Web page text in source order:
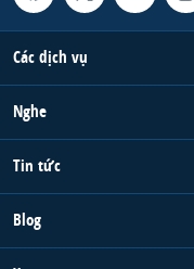
Các dịch vụ
Nghe
Tin tức
Blog